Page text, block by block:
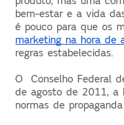
bem-estar e a vida
é pouco para que os
marketing na hora de
regras estabelecidas.
O  Conselho Federal
de agosto de 2011, a
normas de